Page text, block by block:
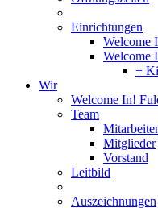
Einrichtungen
Welcome
Welcome
+
Wir
Welcome In!
Team
Mitglieder
Vorstand
Leitbild
Auszeichnungen